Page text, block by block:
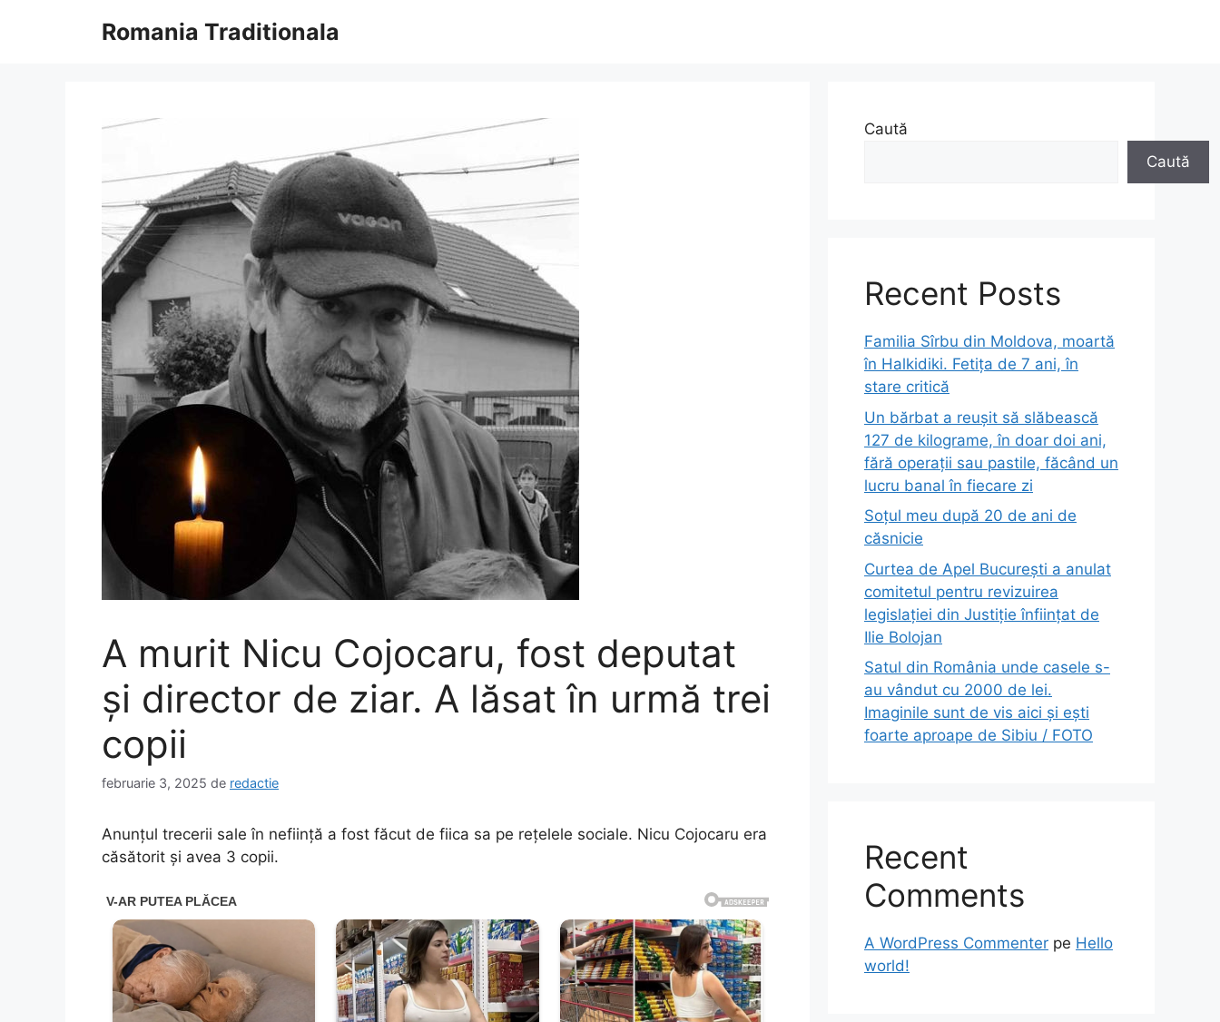
Romania Traditionala
A murit Nicu Cojocaru, fost deputat
și director de ziar. A lăsat în urmă trei
copii
februarie 3, 2025 de redactie
Anunțul trecerii sale în neființă a fost făcut de fiica sa pe rețelele sociale. Nicu Cojocaru era
căsătorit și avea 3 copii.
Caută
Caută
Recent Posts
Familia Sîrbu din Moldova, moartă
în Halkidiki. Fetița de 7 ani, în
stare critică
Un bărbat a reușit să slăbească
127 de kilograme, în doar doi ani,
fără operații sau pastile, făcând un
lucru banal în fiecare zi
Soțul meu după 20 de ani de
căsnicie
Curtea de Apel București a anulat
comitetul pentru revizuirea
legislației din Justiție înființat de
Ilie Bolojan
Satul din România unde casele s-
au vândut cu 2000 de lei.
Imaginile sunt de vis aici și ești
foarte aproape de Sibiu / FOTO
Recent
Comments
A WordPress Commenter pe Hello
world!